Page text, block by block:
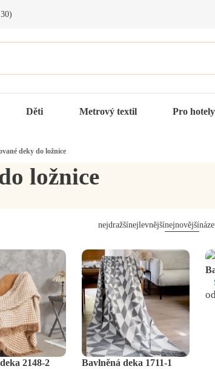
Děti Metrový textil Pro hotely
deky do ložnice
ložnice
nejdražšínejlevnějšínejnovější
2148-2 Bavlněná deka 1711-1